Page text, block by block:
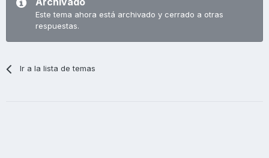
Este tema ahora está archivado y cerrado a otras
respuestas.
Ir a la lista de temas